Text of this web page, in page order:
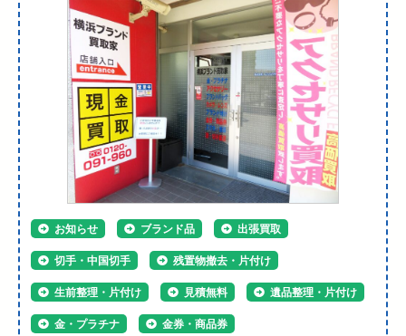
お知らせ ブランド品 出張買取
切手・中国切手 残置物撤去・片付け
生前整理・片付け 見積無料 遺品整理・片付け
金・プラチナ 金券・商品券